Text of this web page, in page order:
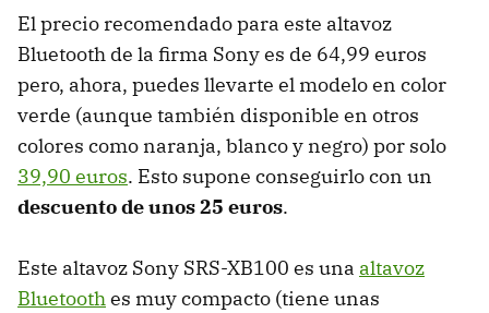
El precio recomendado para este altavoz
Bluetooth de la firma Sony es de 64,99 euros
pero, ahora, puedes llevarte el modelo en color
verde (aunque también disponible en otros
colores como naranja, blanco y negro) por solo
39,90 euros. Esto supone conseguirlo con un
descuento de unos 25 euros.
Este altavoz Sony SRS-XB100 es una altavoz
Bluetoothes muy compacto (tiene unas